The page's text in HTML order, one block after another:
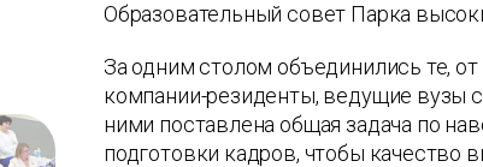
Образовательный совет Парка
За одним столом объединились те,
компании-резиденты, ведущие вузы
ними поставлена общая задача по
подготовки кадров, чтобы качество